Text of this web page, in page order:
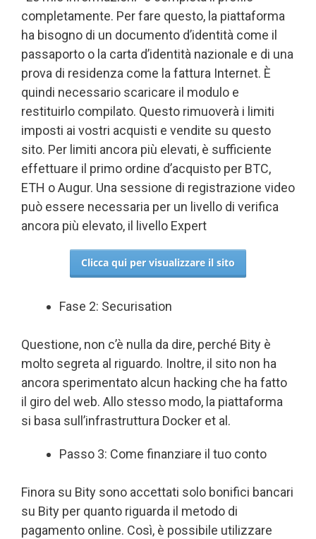
completamente. Per fare questo, la piattaforma
ha bisogno di un documento d’identità come il
passaporto o la carta d’identità nazionale e di una
prova di residenza come la fattura Internet. È
quindi necessario scaricare il modulo e
restituirlo compilato. Questo rimuoverà i limiti
imposti ai vostri acquisti e vendite su questo
sito. Per limiti ancora più elevati, è sufficiente
effettuare il primo ordine d’acquisto per BTC,
ETH o Augur. Una sessione di registrazione video
può essere necessaria per un livello di verifica
ancora più elevato, il livello Expert
Clicca qui per visualizzare il sito
Fase 2: Securisation
Questione, non c’è nulla da dire, perché Bity è
molto segreta al riguardo. Inoltre, il sito non ha
ancora sperimentato alcun hacking che ha fatto
il giro del web. Allo stesso modo, la piattaforma
si basa sull’infrastruttura Docker et al.
Passo 3: Come finanziare il tuo conto
Finora su Bity sono accettati solo bonifici bancari
su Bity per quanto riguarda il metodo di
pagamento online. Così, è possibile utilizzare